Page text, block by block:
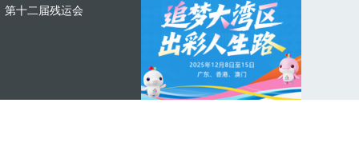
第十二届残运会